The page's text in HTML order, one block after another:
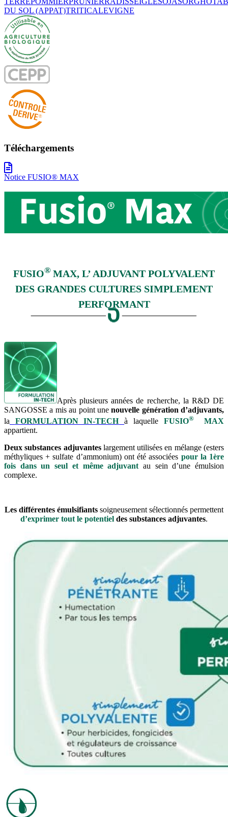
DU SOL (APPAT)TRITICALEVIGNE
Téléchargements
Notice FUSIO® MAX
FUSIO® MAX, L’ ADJUVANT POLYVALENT
DES GRANDES CULTURES SIMPLEMENT
PERFORMANT
Après plusieurs années de recherche, la R&D DE
SANGOSSE a mis au point unenouvelle génération d’adjuvants,
la
FORMULATION IN-TECH à laquelleFUSIO®
MAX
appartient.
Deux substances adjuvanteslargement utilisées en mélange (esters
méthyliques + sulfate d’ammonium) ont été associées pour la 1ère
fois dans un seul et même adjuvant au sein d’une émulsion
complexe.
Les différentes émulsifiants soigneusement sélectionnés permettent
d’exprimer tout le potentiel des substances adjuvantes.